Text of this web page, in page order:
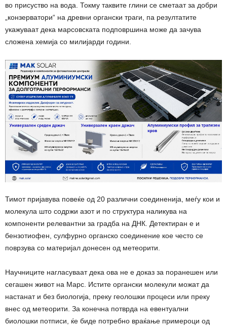
во присуство на вода. Токму таквите глини се сметаат за добри
„конзерватори“ на древни органски траги, па резултатите
укажуваат дека марсовската подповршина може да зачува
сложена хемија со милијарди години.
Тимот пријавува повеќе од 20 различни соединенија, меѓу кои и
молекула што содржи азот и по структура наликува на
компоненти релевантни за градба на ДНК. Детектиран е и
бензотиофен, сулфурно органско соединение кое често се
поврзува со материјал донесен од метеорити.
Научниците нагласуваат дека ова не е доказ за поранешен или
сегашен живот на Марс. Истите органски молекули можат да
настанат и без биологија, преку геолошки процеси или преку
внес од метеорити. За конечна потврда на евентуални
биолошки потписи, ќе биде потребно враќање примероци од